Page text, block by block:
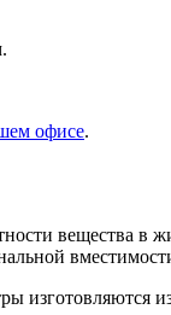
офисе.
вещества в
изготовляются